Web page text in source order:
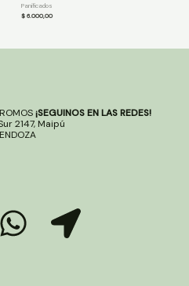
Panificados
$6.000,00
¡SEGUINOS EN LAS REDES!
2147, Maipú